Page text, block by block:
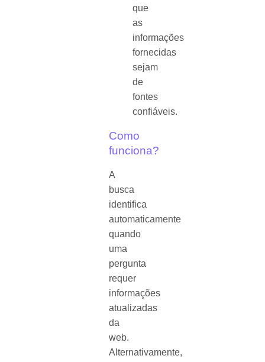
que
as
informações
fornecidas
sejam
de
fontes
confiáveis.
Como
funciona?
A
busca
identifica
automaticamente
quando
uma
pergunta
requer
informações
atualizadas
da
web.
Alternativamente,